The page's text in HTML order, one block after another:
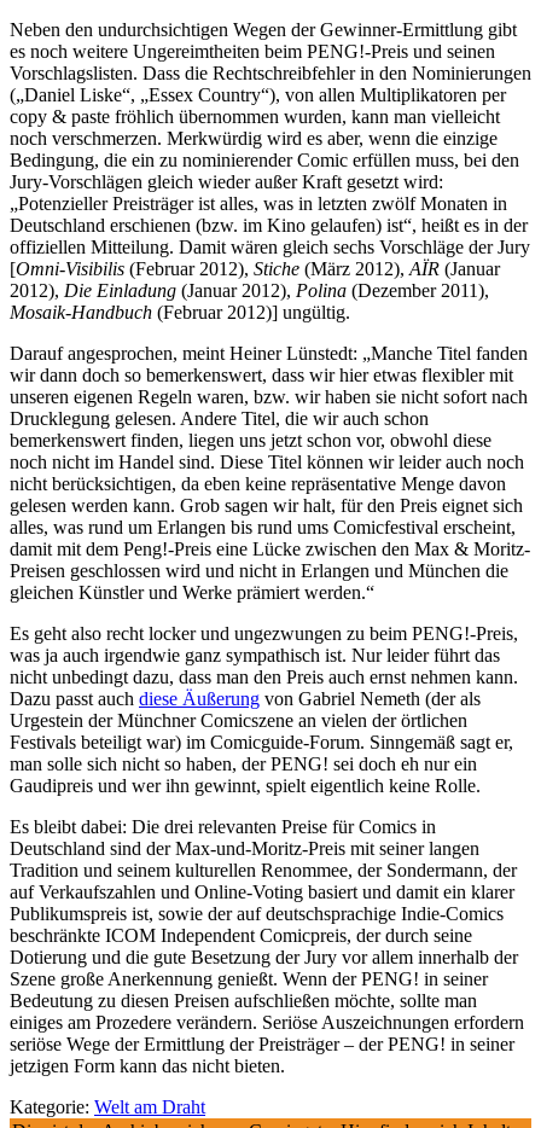
Neben den undurchsichtigen Wegen der Gewinner-Ermittlung gibt
es noch weitere Ungereimtheiten beim PENG!-Preis und seinen
Vorschlagslisten. Dass die Rechtschreibfehler in den Nominierungen
(„Daniel Liske“, „Essex Country“), von allen Multiplikatoren per
copy & paste fröhlich übernommen wurden, kann man vielleicht
noch verschmerzen. Merkwürdig wird es aber, wenn die einzige
Bedingung, die ein zu nominierender Comic erfüllen muss, bei den
Jury-Vorschlägen gleich wieder außer Kraft gesetzt wird:
„Potenzieller Preisträger ist alles, was in letzten zwölf Monaten in
Deutschland erschienen (bzw. im Kino gelaufen) ist“, heißt es in der
offiziellen Mitteilung. Damit wären gleich sechs Vorschläge der Jury
[Omni-Visibilis (Februar 2012), Stiche (März 2012), AÏR (Januar
2012), Die Einladung (Januar 2012), Polina (Dezember 2011),
Mosaik-Handbuch (Februar 2012)] ungültig.
Darauf angesprochen, meint Heiner Lünstedt: „Manche Titel fanden
wir dann doch so bemerkenswert, dass wir hier etwas flexibler mit
unseren eigenen Regeln waren, bzw. wir haben sie nicht sofort nach
Drucklegung gelesen. Andere Titel, die wir auch schon
bemerkenswert finden, liegen uns jetzt schon vor, obwohl diese
noch nicht im Handel sind. Diese Titel können wir leider auch noch
nicht berücksichtigen, da eben keine repräsentative Menge davon
gelesen werden kann. Grob sagen wir halt, für den Preis eignet sich
alles, was rund um Erlangen bis rund ums Comicfestival erscheint,
damit mit dem Peng!-Preis eine Lücke zwischen den Max & Moritz-
Preisen geschlossen wird und nicht in Erlangen und München die
gleichen Künstler und Werke prämiert werden.“
Es geht also recht locker und ungezwungen zu beim PENG!-Preis,
was ja auch irgendwie ganz sympathisch ist. Nur leider führt das
nicht unbedingt dazu, dass man den Preis auch ernst nehmen kann.
Dazu passt auch diese Äußerung von Gabriel Nemeth (der als
Urgestein der Münchner Comicszene an vielen der örtlichen
Festivals beteiligt war) im Comicguide-Forum. Sinngemäß sagt er,
man solle sich nicht so haben, der PENG! sei doch eh nur ein
Gaudipreis und wer ihn gewinnt, spielt eigentlich keine Rolle.
Es bleibt dabei: Die drei relevanten Preise für Comics in
Deutschland sind der Max-und-Moritz-Preis mit seiner langen
Tradition und seinem kulturellen Renommee, der Sondermann, der
auf Verkaufszahlen und Online-Voting basiert und damit ein klarer
Publikumspreis ist, sowie der auf deutschsprachige Indie-Comics
beschränkte ICOM Independent Comicpreis, der durch seine
Dotierung und die gute Besetzung der Jury vor allem innerhalb der
Szene große Anerkennung genießt. Wenn der PENG! in seiner
Bedeutung zu diesen Preisen aufschließen möchte, sollte man
einiges am Prozedere verändern. Seriöse Auszeichnungen erfordern
seriöse Wege der Ermittlung der Preisträger – der PENG! in seiner
jetzigen Form kann das nicht bieten.
Kategorie: Welt am Draht